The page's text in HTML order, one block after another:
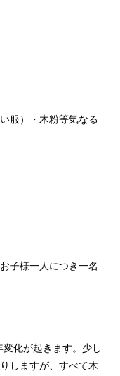
服）・木粉等気なる
子様一人につき一名
化が起きます。少し
しますが、すべて木